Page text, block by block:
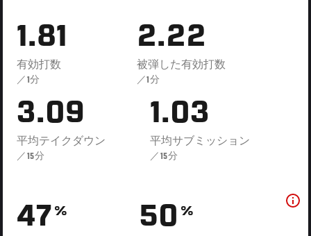
1.81
有効打数
／1分
2.22
被弾した有効打数
／1分
3.09
平均テイクダウン
／15分
1.03
平均サブミッション
／15分
47 % 50 %